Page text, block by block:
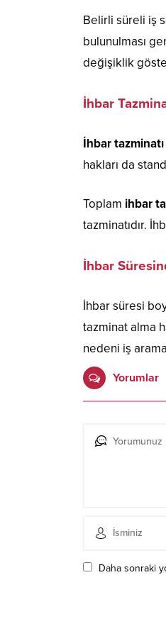
Belirli süreli iş
bulunulması
değişiklik
İhbar
İhbar
hakları da
Toplam ihbar
tazminatıdır.
İhbar
İhbar süresi
tazminat alma
nedeni iş
Yorumlar
Daha sonraki